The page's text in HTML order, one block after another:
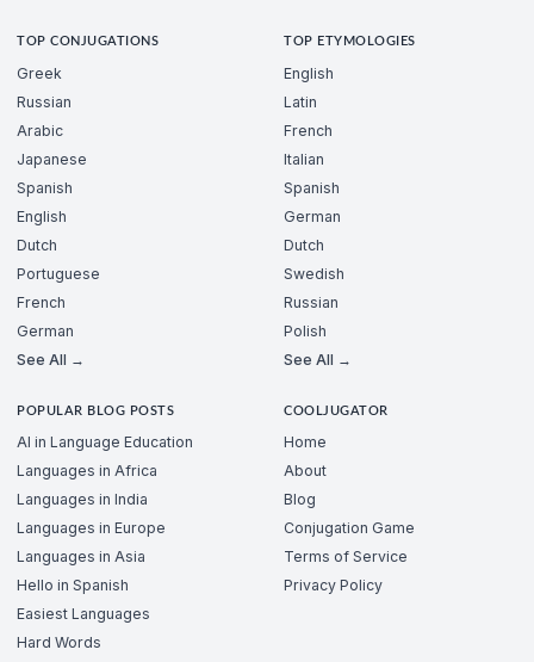
TOP CONJUGATIONS
Greek
Russian
Arabic
Japanese
Spanish
English
Dutch
Portuguese
French
German
See All →
TOP ETYMOLOGIES
English
Latin
French
Italian
Spanish
German
Dutch
Swedish
Russian
Polish
See All →
POPULAR BLOG POSTS
AI in Language Education
Languages in Africa
Languages in India
Languages in Europe
Languages in Asia
Hello in Spanish
Easiest Languages
Hard Words
COOLJUGATOR
Home
About
Blog
Conjugation Game
Terms of Service
Privacy Policy